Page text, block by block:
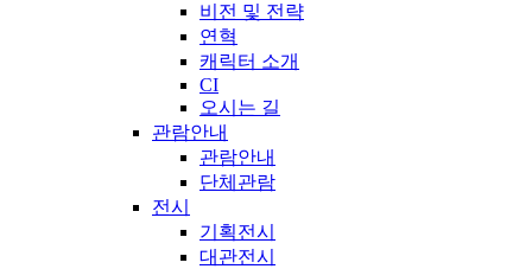
비전 및 전략
연혁
캐릭터 소개
CI
오시는 길
관람안내
관람안내
단체관람
전시
기획전시
대관전시